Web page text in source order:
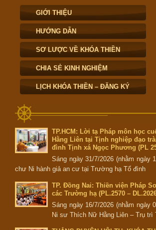
GIỚI THIỆU
HƯỚNG DẪN
SƠ LƯỢC VỀ KHÓA THIỀN
CHIA SẺ KINH NGHIỆM
LỊCH KHÓA THIỀN – ĐĂNG KÝ
TP.HCM: Lời tạ Pháp môn học
Hằng Liên tại Tịnh nghiệp đạo
đình Tịnh xá Ngọc Phương (PL
Sáng ngày 31/7/2026 (nhằm ngày
chư Ni hành giả an cư tại Trường hạ Tổ đình
TP. Đồng Nai: Thiền viện Pháp
các Trường hạ (PL.2570 –
Sáng ngày 16/7/2026 (nhằm ngày
Ni sư Thích Nữ Hằng Liên – Trụ trì